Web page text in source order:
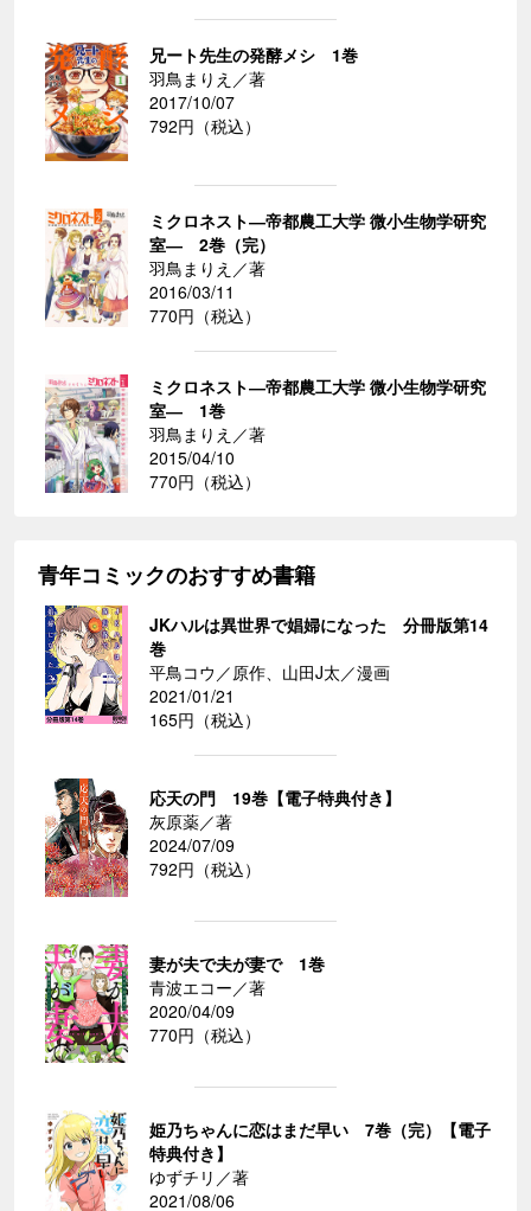
兄ート先生の発酵メシ 1巻
羽鳥まりえ／著
2017/10/07
792円（税込）
ミクロネスト―帝都農工大学 微小生物学研究
室― 2巻（完）
羽鳥まりえ／著
2016/03/11
770円（税込）
ミクロネスト―帝都農工大学 微小生物学研究
室― 1巻
羽鳥まりえ／著
2015/04/10
770円（税込）
青年コミックのおすすめ書籍
JKハルは異世界で娼婦になった 分冊版第14
巻
平鳥コウ／原作、山田J太／漫画
2021/01/21
165円（税込）
応天の門 19巻【電子特典付き】
灰原薬／著
2024/07/09
792円（税込）
妻が夫で夫が妻で 1巻
青波エコー／著
2020/04/09
770円（税込）
姫乃ちゃんに恋はまだ早い 7巻（完）【電子
特典付き】
ゆずチリ／著
2021/08/06